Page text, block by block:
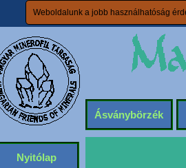
Weboldalunk a jobb használhatóság
Ásványbörzék
Nyitólap